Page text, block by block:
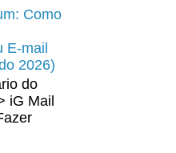
Como
E-mail
2026)
do
iG Mail